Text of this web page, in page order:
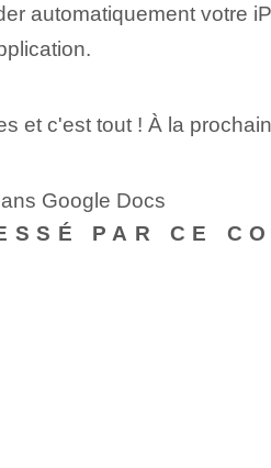
automatiquement votre
et c'est tout ! À la
Google Docs
PAR CE